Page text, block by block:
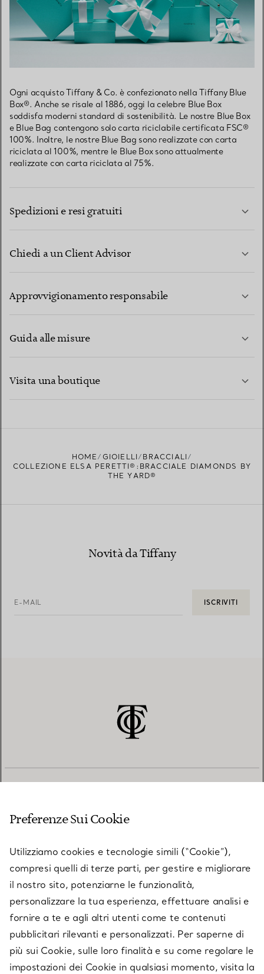
Ogni acquisto Tiffany & Co. è confezionato nella Tiffany Blue
Box®. Anche se risale al 1886, oggi la celebre Blue Box
soddisfa moderni standard di sostenibilità. Le nostre Blue Box
e Blue Bag contengono solo carta riciclabile certificata FSC®
100%. Inoltre, le nostre Blue Bag sono realizzate con carta
riciclata al 100%, mentre le Blue Box sono attualmente
realizzate con carta riciclata al 75%.
Spedizioni e resi gratuiti
Chiedi a un Client Advisor
Approvvigionamento responsabile
Guida alle misure
Visita una boutique
HOME GIOIELLI
BRACCIALI
COLLEZIONE ELSA PERETTI®:BRACCIALE DIAMONDS BY
THE YARD®
Novità da Tiffany
E-MAIL ISCRIVITI
SU TIFFANY & CO.
LEGALE
Preferenze Sui Cookie
Utilizziamo cookies e tecnologie simili (“Cookie”),
compresi quelli di terze parti, per gestire e migliorare
il nostro sito, potenziarne le funzionalità,
personalizzare la tua esperienza, effettuare analisi e
fornire a te e agli altri utenti come te contenuti
pubblicitari rilevanti e personalizzati. Per saperne di
più sui Cookie, sulle loro finalità e su come regolare le
impostazioni dei Cookie in qualsiasi momento, visita la